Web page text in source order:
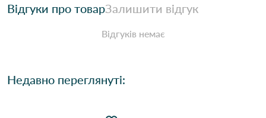
Відгуки про товарЗалишити відгук
Відгуків немає
Недавно переглянуті: